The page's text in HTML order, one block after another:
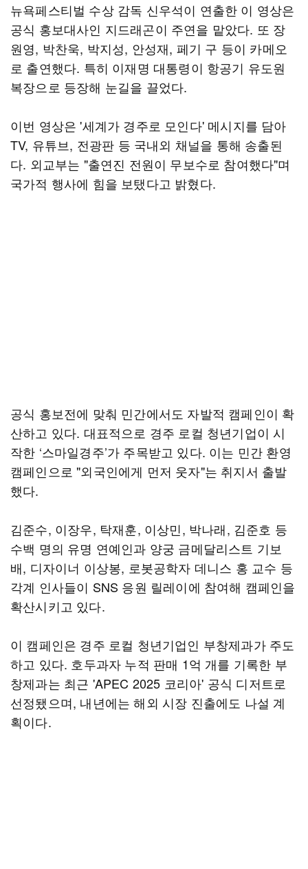
뉴욕페스티벌 수상 감독 신우석이 연출한 이 영상은
공식 홍보대사인 지드래곤이 주연을 맡았다. 또 장
원영, 박찬욱, 박지성, 안성재, 페기 구 등이 카메오
로 출연했다. 특히 이재명 대통령이 항공기 유도원
복장으로 등장해 눈길을 끌었다.
이번 영상은 '세계가 경주로 모인다' 메시지를 담아
TV, 유튜브, 전광판 등 국내외 채널을 통해 송출된
다. 외교부는 "출연진 전원이 무보수로 참여했다"며
국가적 행사에 힘을 보탰다고 밝혔다.
공식 홍보전에 맞춰 민간에서도 자발적 캠페인이 확
산하고 있다. 대표적으로 경주 로컬 청년기업이 시
작한 ‘스마일경주’가 주목받고 있다. 이는 민간 환영
캠페인으로 "외국인에게 먼저 웃자"는 취지서 출발
했다.
김준수, 이장우, 탁재훈, 이상민, 박나래, 김준호 등
수백 명의 유명 연예인과 양궁 금메달리스트 기보
배, 디자이너 이상봉, 로봇공학자 데니스 홍 교수 등
각계 인사들이 SNS 응원 릴레이에 참여해 캠페인을
확산시키고 있다.
이 캠페인은 경주 로컬 청년기업인 부창제과가 주도
하고 있다. 호두과자 누적 판매 1억 개를 기록한 부
창제과는 최근 'APEC 2025 코리아' 공식 디저트로
선정됐으며, 내년에는 해외 시장 진출에도 나설 계
획이다.